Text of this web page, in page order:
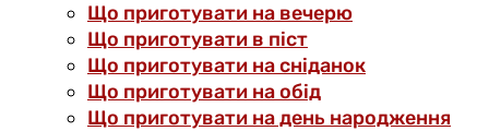
Що приготувати на вечерю
Що приготувати в піст
Що приготувати на сніданок
Що приготувати на обід
Що приготувати на день народження